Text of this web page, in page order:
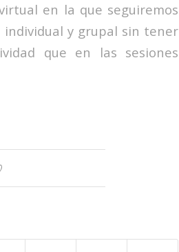
en la que seguiremos
y grupal sin tener
que en las sesiones